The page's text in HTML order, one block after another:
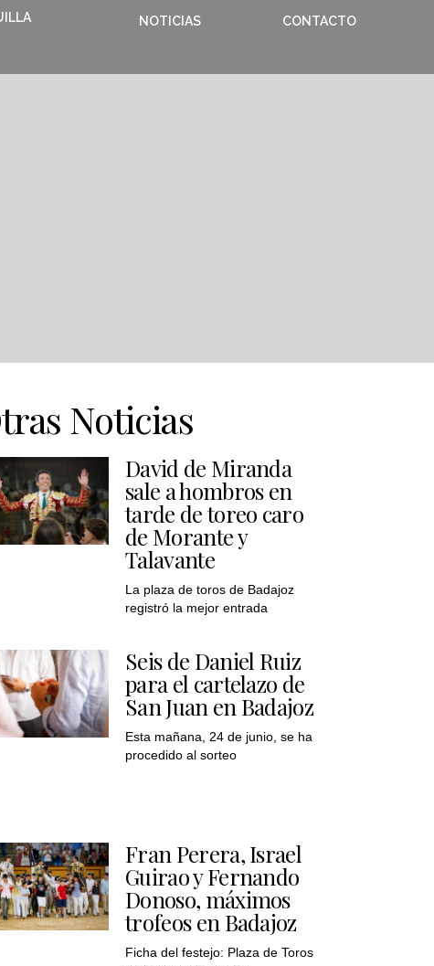
NOTICIAS CONTACTO
Noticias
David de Miranda
sale a hombros en
tarde de toreo caro
de Morante y
Talavante
La plaza de toros de Badajoz
registró la mejor entrada
Seis de Daniel Ruiz
para el cartelazo de
San Juan en Badajoz
Esta mañana, 24 de junio, se ha
procedido al sorteo
Fran Perera, Israel
Guirao y Fernando
Donoso, máximos
trofeos en Badajoz
Ficha del festejo: Plaza de Toros